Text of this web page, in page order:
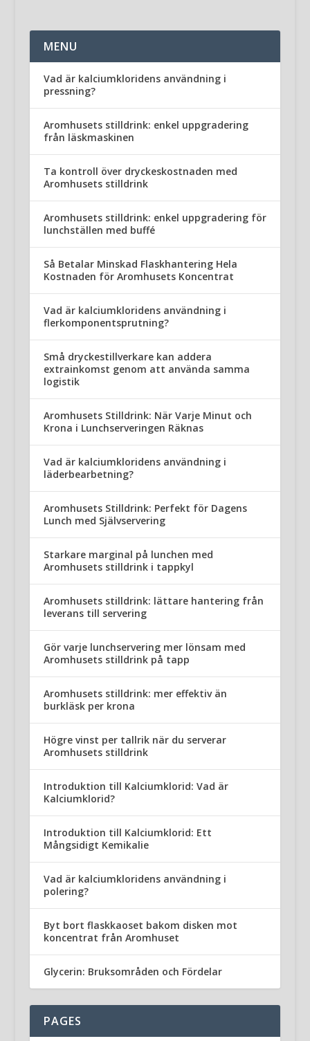
MENU
Vad är kalciumkloridens användning i
pressning?
Aromhusets stilldrink: enkel uppgradering
från läskmaskinen
Ta kontroll över dryckeskostnaden med
Aromhusets stilldrink
Aromhusets stilldrink: enkel uppgradering för
lunchställen med buffé
Så Betalar Minskad Flaskhantering Hela
Kostnaden för Aromhusets Koncentrat
Vad är kalciumkloridens användning i
flerkomponentsprutning?
Små dryckestillverkare kan addera
extrainkomst genom att använda samma
logistik
Aromhusets Stilldrink: När Varje Minut och
Krona i Lunchserveringen Räknas
Vad är kalciumkloridens användning i
läderbearbetning?
Aromhusets Stilldrink: Perfekt för Dagens
Lunch med Självservering
Starkare marginal på lunchen med
Aromhusets stilldrink i tappkyl
Aromhusets stilldrink: lättare hantering från
leverans till servering
Gör varje lunchservering mer lönsam med
Aromhusets stilldrink på tapp
Aromhusets stilldrink: mer effektiv än
burkläsk per krona
Högre vinst per tallrik när du serverar
Aromhusets stilldrink
Introduktion till Kalciumklorid: Vad är
Kalciumklorid?
Introduktion till Kalciumklorid: Ett
Mångsidigt Kemikalie
Vad är kalciumkloridens användning i
polering?
Byt bort flaskkaoset bakom disken mot
koncentrat från Aromhuset
Glycerin: Bruksområden och Fördelar
PAGES